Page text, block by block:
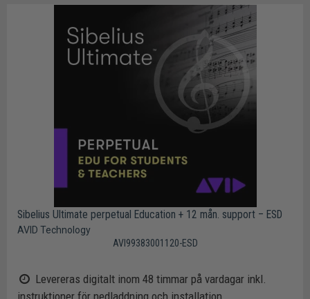
Sibelius Ultimate perpetual Education + 12 mån. support – ESD
AVID Technology
AVI99383001120-ESD
Levereras digitalt inom 48 timmar på vardagar inkl.
instruktioner för nedladdning och installation.